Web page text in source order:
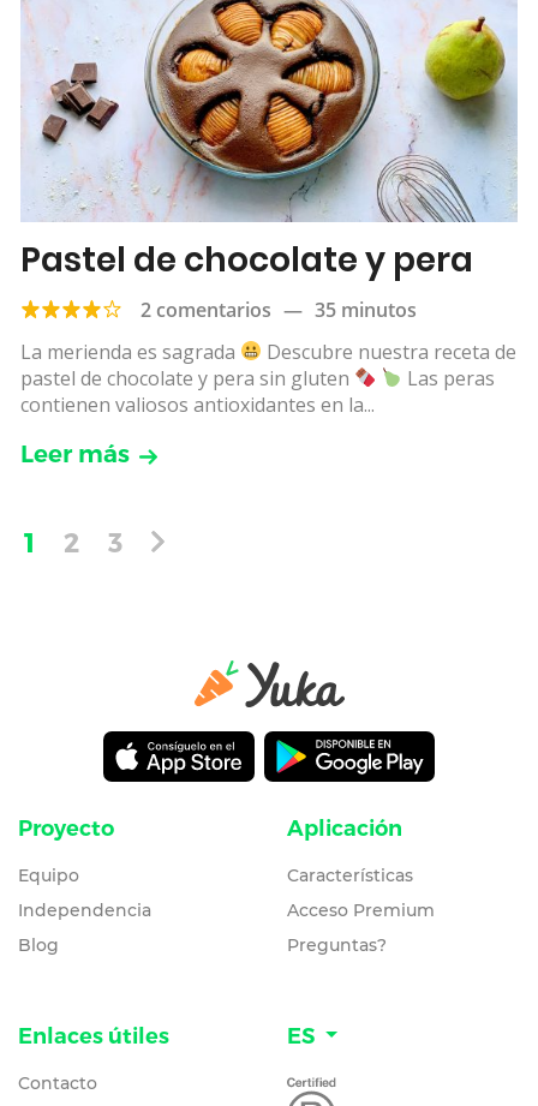
Pastel de chocolate y pera
2 comentarios — 35 minutos
La merienda es sagrada
Descubre nuestra receta de
pastel de chocolate y pera sin gluten
Las peras
contienen valiosos antioxidantes en la...
Leer más
1 2 3
Proyecto
Equipo
Independencia
Blog
Aplicación
Características
Acceso Premium
Preguntas?
Enlaces útiles
Contacto
ES